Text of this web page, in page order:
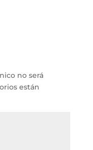
no será
están